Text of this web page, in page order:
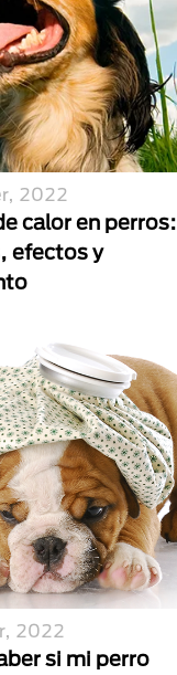
2022
calor en perros:
efectos y
2022
si mi perro